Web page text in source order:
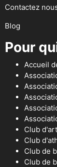
Contactez
Blog
Pour
Accueil
Club
Club
Club de
Club de